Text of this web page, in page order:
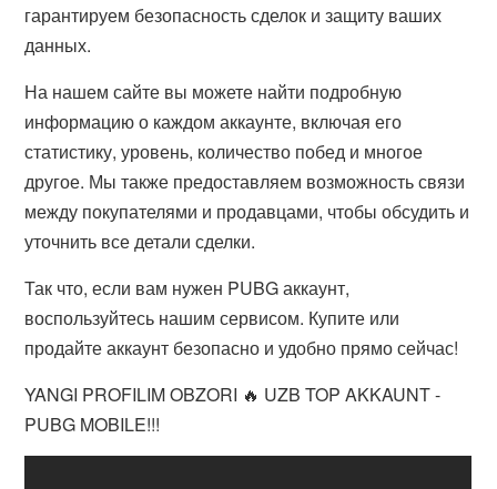
гарантируем безопасность сделок и защиту ваших
данных.
На нашем сайте вы можете найти подробную
информацию о каждом аккаунте, включая его
статистику, уровень, количество побед и многое
другое. Мы также предоставляем возможность связи
между покупателями и продавцами, чтобы обсудить и
уточнить все детали сделки.
Так что, если вам нужен PUBG аккаунт,
воспользуйтесь нашим сервисом. Купите или
продайте аккаунт безопасно и удобно прямо сейчас!
YANGI PROFILIM OBZORI 🔥 UZB TOP AKKAUNT -
PUBG MOBILE!!!